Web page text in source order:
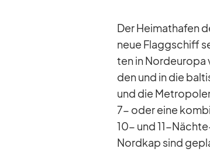
Der Hei­mat­ha­fen
neue Flagg­schiff
ten in
den und in die
und die
7- oder eine
10- und 11-
Nord­kap sind